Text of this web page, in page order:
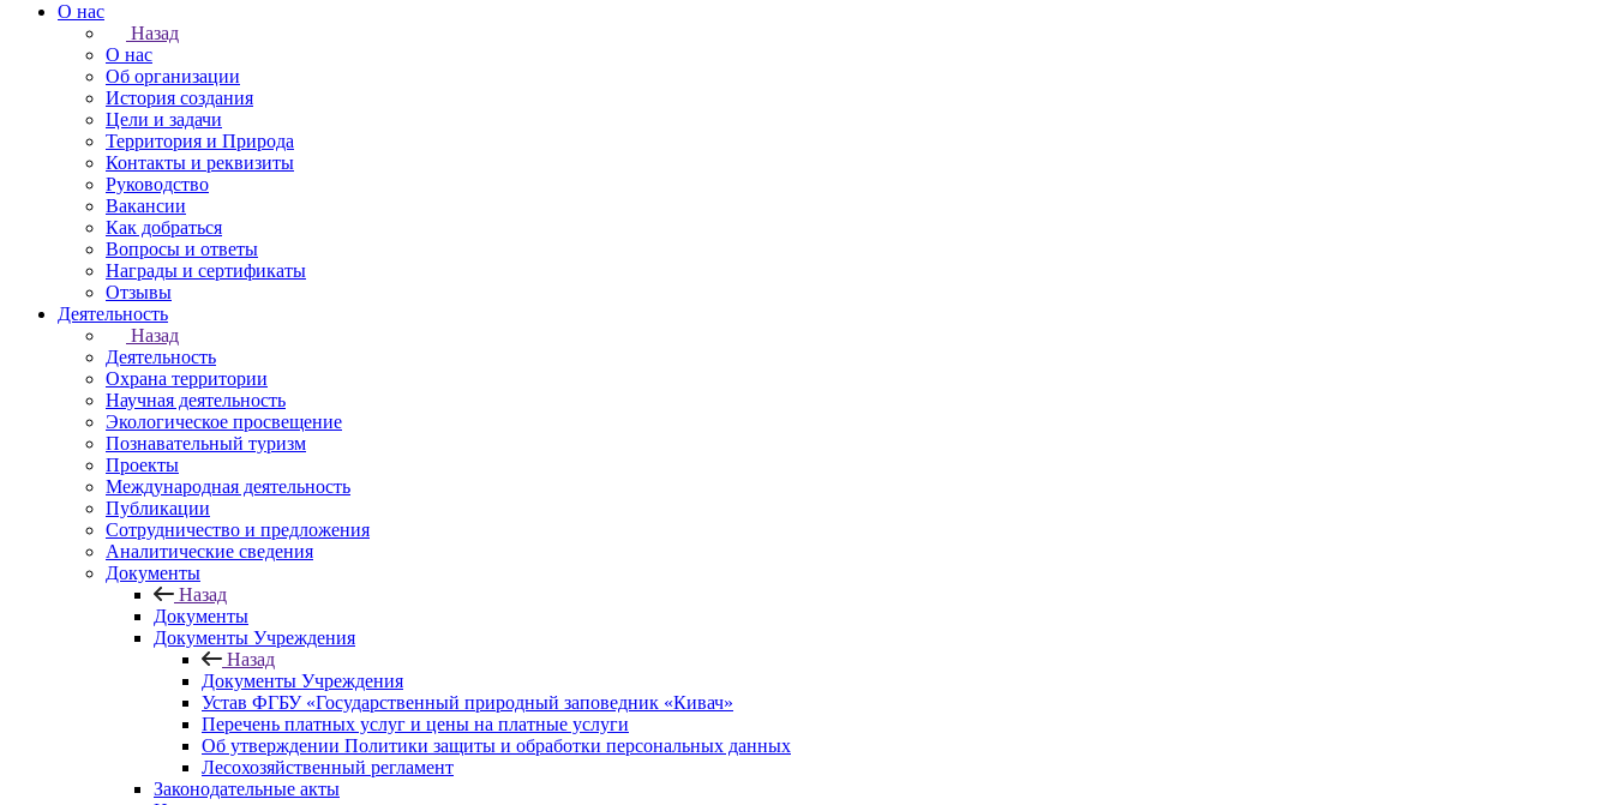
О нас
Назад
О нас
Об организации
История создания
Цели и задачи
Территория и Природа
Контакты и реквизиты
Руководство
Вакансии
Как добраться
Вопросы и ответы
Награды и сертификаты
Отзывы
Деятельность
Назад
Деятельность
Охрана территории
Научная деятельность
Экологическое просвещение
Познавательный туризм
Проекты
Международная деятельность
Публикации
Сотрудничество и предложения
Аналитические сведения
Документы
Назад
Документы
Документы Учреждения
Назад
Документы Учреждения
Устав ФГБУ «Государственный природный заповедник «Кивач»
Перечень платных услуг и цены на платные услуги
Об утверждении Политики защиты и обработки персональных данных
Лесохозяйственный регламент
Законодательные акты